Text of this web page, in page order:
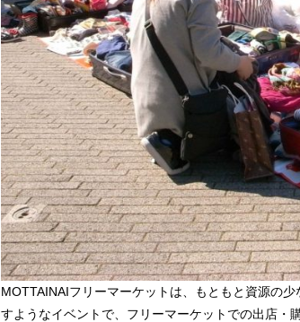
MOTTAINAIフリーマーケットは、もともと資源の
すようなイベントで、フリーマーケットでの出店・